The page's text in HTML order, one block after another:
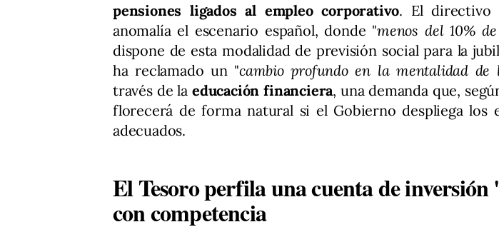
pensiones ligados al empleo corporativo. El directivo
anomalía el escenario español, donde "menos del 10%
dispone de esta modalidad de previsión social para la
ha reclamado un "cambio profundo en la mentalidad de
través de la educación financiera, una demanda que,
florecerá de forma natural si el Gobierno despliega los
adecuados.
El Tesoro perfila una cuenta de
con competencia